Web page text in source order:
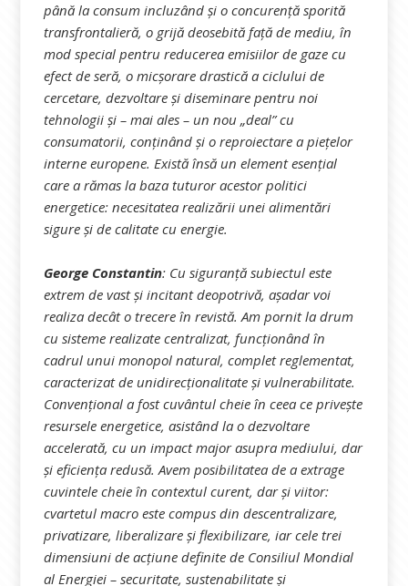
până la consum incluzând și o concurență sporită
transfrontalieră, o grijă deosebită față de mediu, în
mod special pentru reducerea emisiilor de gaze cu
efect de seră, o micșorare drastică a ciclului de
cercetare, dezvoltare și diseminare pentru noi
tehnologii și – mai ales – un nou „deal” cu
consumatorii, conținând și o reproiectare a piețelor
interne europene. Există însă un element esențial
care a rămas la baza tuturor acestor politici
energetice: necesitatea realizării unei alimentări
sigure și de calitate cu energie.
George Constantin: Cu siguranță subiectul este
extrem de vast și incitant deopotrivă, așadar voi
realiza decât o trecere în revistă. Am pornit la drum
cu sisteme realizate centralizat, funcționând în
cadrul unui monopol natural, complet reglementat,
caracterizat de unidirecționalitate și vulnerabilitate.
Convențional a fost cuvântul cheie în ceea ce privește
resursele energetice, asistând la o dezvoltare
accelerată, cu un impact major asupra mediului, dar
și eficiența redusă. Avem posibilitatea de a extrage
cuvintele cheie în contextul curent, dar și viitor:
cvartetul macro este compus din descentralizare,
privatizare, liberalizare și flexibilizare, iar cele trei
dimensiuni de acțiune definite de Consiliul Mondial
al Energiei – securitate, sustenabilitate și